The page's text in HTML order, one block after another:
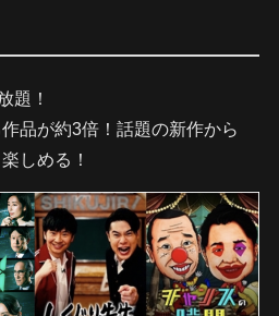
題！
品が約3倍！話題の新作から
しめる！